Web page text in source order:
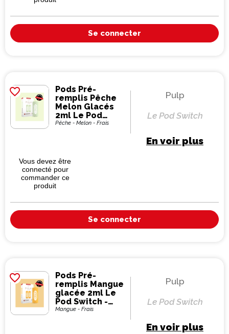
Se connecter
favorite_border
Pods Pré-
remplis Pêche
Melon Glacés
2ml Le Pod
Switch - Pulp
Pêche - Melon - Frais
Pulp
Le Pod Switch
En voir plus
Vous devez être
connecté pour
commander ce
produit
Se connecter
favorite_border
Pods Pré-
remplis Mangue
glacée 2ml Le
Pod Switch -
Pulp (pack de 2)
Mangue - Frais
Pulp
Le Pod Switch
En voir plus